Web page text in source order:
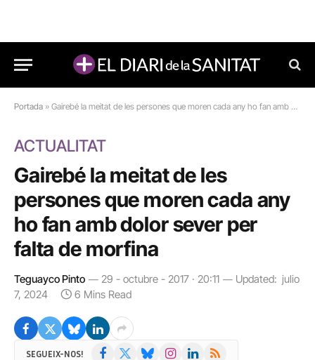
Portada » Gairebé la meitat de les persones que moren cada any ho fan amb dolor sever per falta de morfina
ACTUALITAT
Gairebé la meitat de les
persones que moren cada any
ho fan amb dolor sever per
falta de morfina
Teguayco Pinto 29 - octubre - 2017 · 20:11 Updated: julio
7, 2024
6 Mins Read
SEGUEIX-NOS! Facebook BlueskyInstagramLinkedIn
RSS